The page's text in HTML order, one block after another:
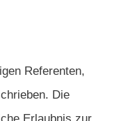
Referenten,
Die